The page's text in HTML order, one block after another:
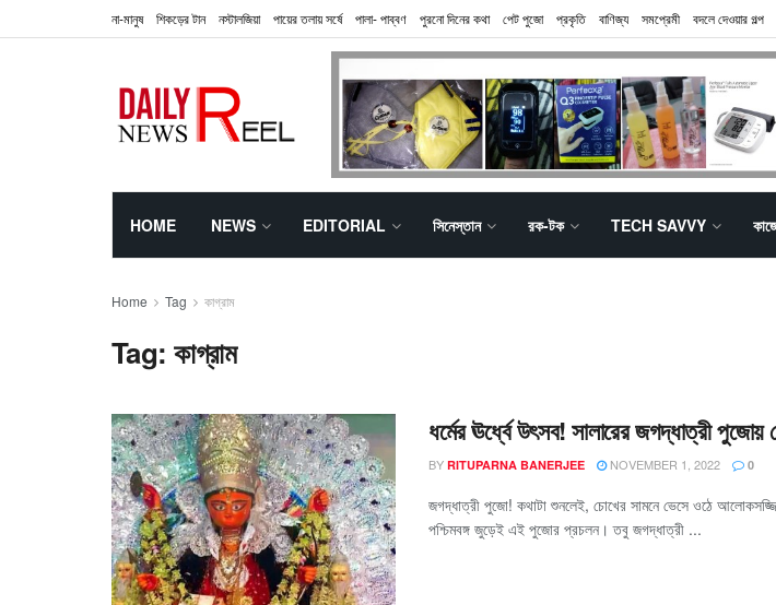
না-মানুষ শিকড়ের টান নস্টালজিয়া পায়ের তলায় সর্ষে পালা- পাব্বণ পুরনো দিনের কথা পেট পুজো প্রকৃতি বাণিজ্য সমপ্রেমী বদলে দেওয়ার গল্প
HOME NEWS EDITORIAL সিনেস্তান রক-টক TECH SAVVY
Home Tag কাগ্রাম
Tag:কাগ্রাম
ধর্মের ঊর্ধ্বে উৎসব! সালারের জগদ্ধাত্রী পুজোয়
BY RITUPARNA BANERJEE NOVEMBER 1, 2022 0
জগদ্ধাত্রী পুজো! কথাটা শুনলেই, চোখের সামনে ভেসে ওঠে
পশ্চিমবঙ্গ জুড়েই এই পুজোর প্রচলন। তবু জগদ্ধাত্রী ...